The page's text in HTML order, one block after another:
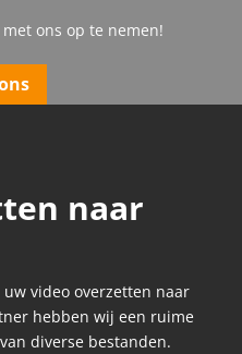
ons op te nemen!
naar
video overzetten naar
hebben wij een ruime
diverse bestanden.